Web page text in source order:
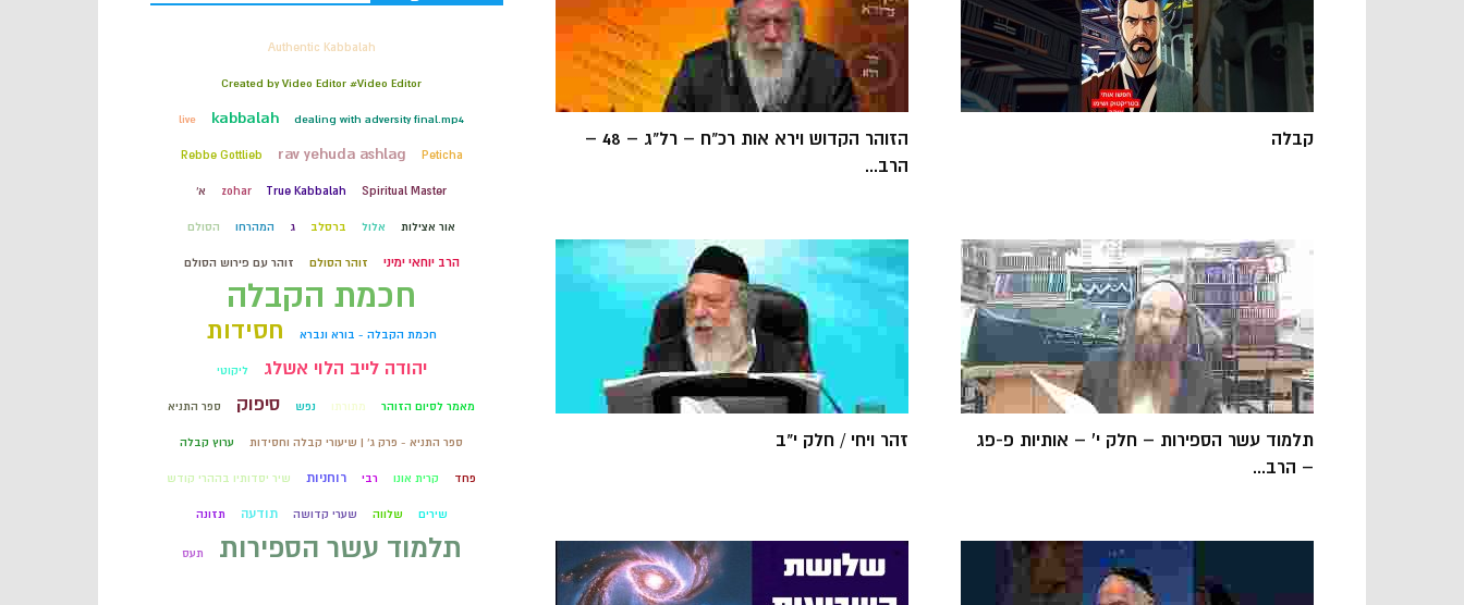
הזוהר הקדוש וירא אות רכ"ח – רל"ג – 48 –
הרב...
קבלה
זהר ויחי / חלק י"ב
תלמוד עשר הספירות – חלק י' – אותיות פ-פג
– הרב...
Authentic Kabbalah
Created by Video Editor #Video Editor
dealing with adversity final.mp4
kabbalah
live
Peticha
rav yehuda ashlag
Rebbe Gottlieb
Spiritual Master
True Kabbalah
zohar א'
אור אצילות אלול ברסלב ג המהרחו הסולם
הרב יוחאי ימיני זוהר הסולם זוהר עם פירוש הסולם
חכמת הקבלה
חכמת הקבלה - בורא ונברא חסידות
יהודה לייב הלוי אשלג ליקוטי
מאמר לסיום הזוהר מתורתו נפש סיפוק ספר התניא
ספר התניא - פרק ג' | שיעורי קבלה וחסידות ערוץ קבלה
פחד קרית אונו רבי רוחניות שיר יסדותיו בההרי קודש
שירים שלווה שערי קדושה תודעה תזונה
תלמוד עשר הספירות תעס